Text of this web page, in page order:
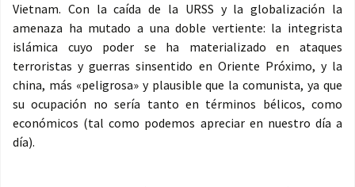
Vietnam. Con la caída de la URSS y la globalización la
amenaza ha mutado a una doble vertiente: la integrista
islámica cuyo poder se ha materializado en ataques
terroristas y guerras sinsentido en Oriente Próximo, y la
china, más «peligrosa» y plausible que la comunista, ya que
su ocupación no sería tanto en términos bélicos, como
económicos (tal como podemos apreciar en nuestro día a
día).